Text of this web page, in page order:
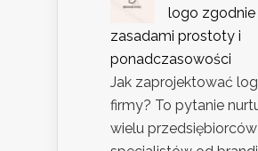
logo zgodnie
zasadami prostoty i
ponadczasowości
Jak zaprojektować
firmy? To pytanie
wielu przedsiębiorców